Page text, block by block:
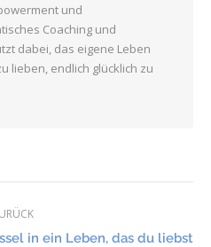
und
Coaching und
dabei, das eigene Leben
lieben, endlich glücklich zu
Vorheriger
in ein Leben, das du liebst